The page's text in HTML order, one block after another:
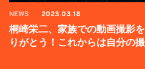
NEWS 2023.03.18
桐崎栄二、家族での動画撮影
りがとう！これからは自分の